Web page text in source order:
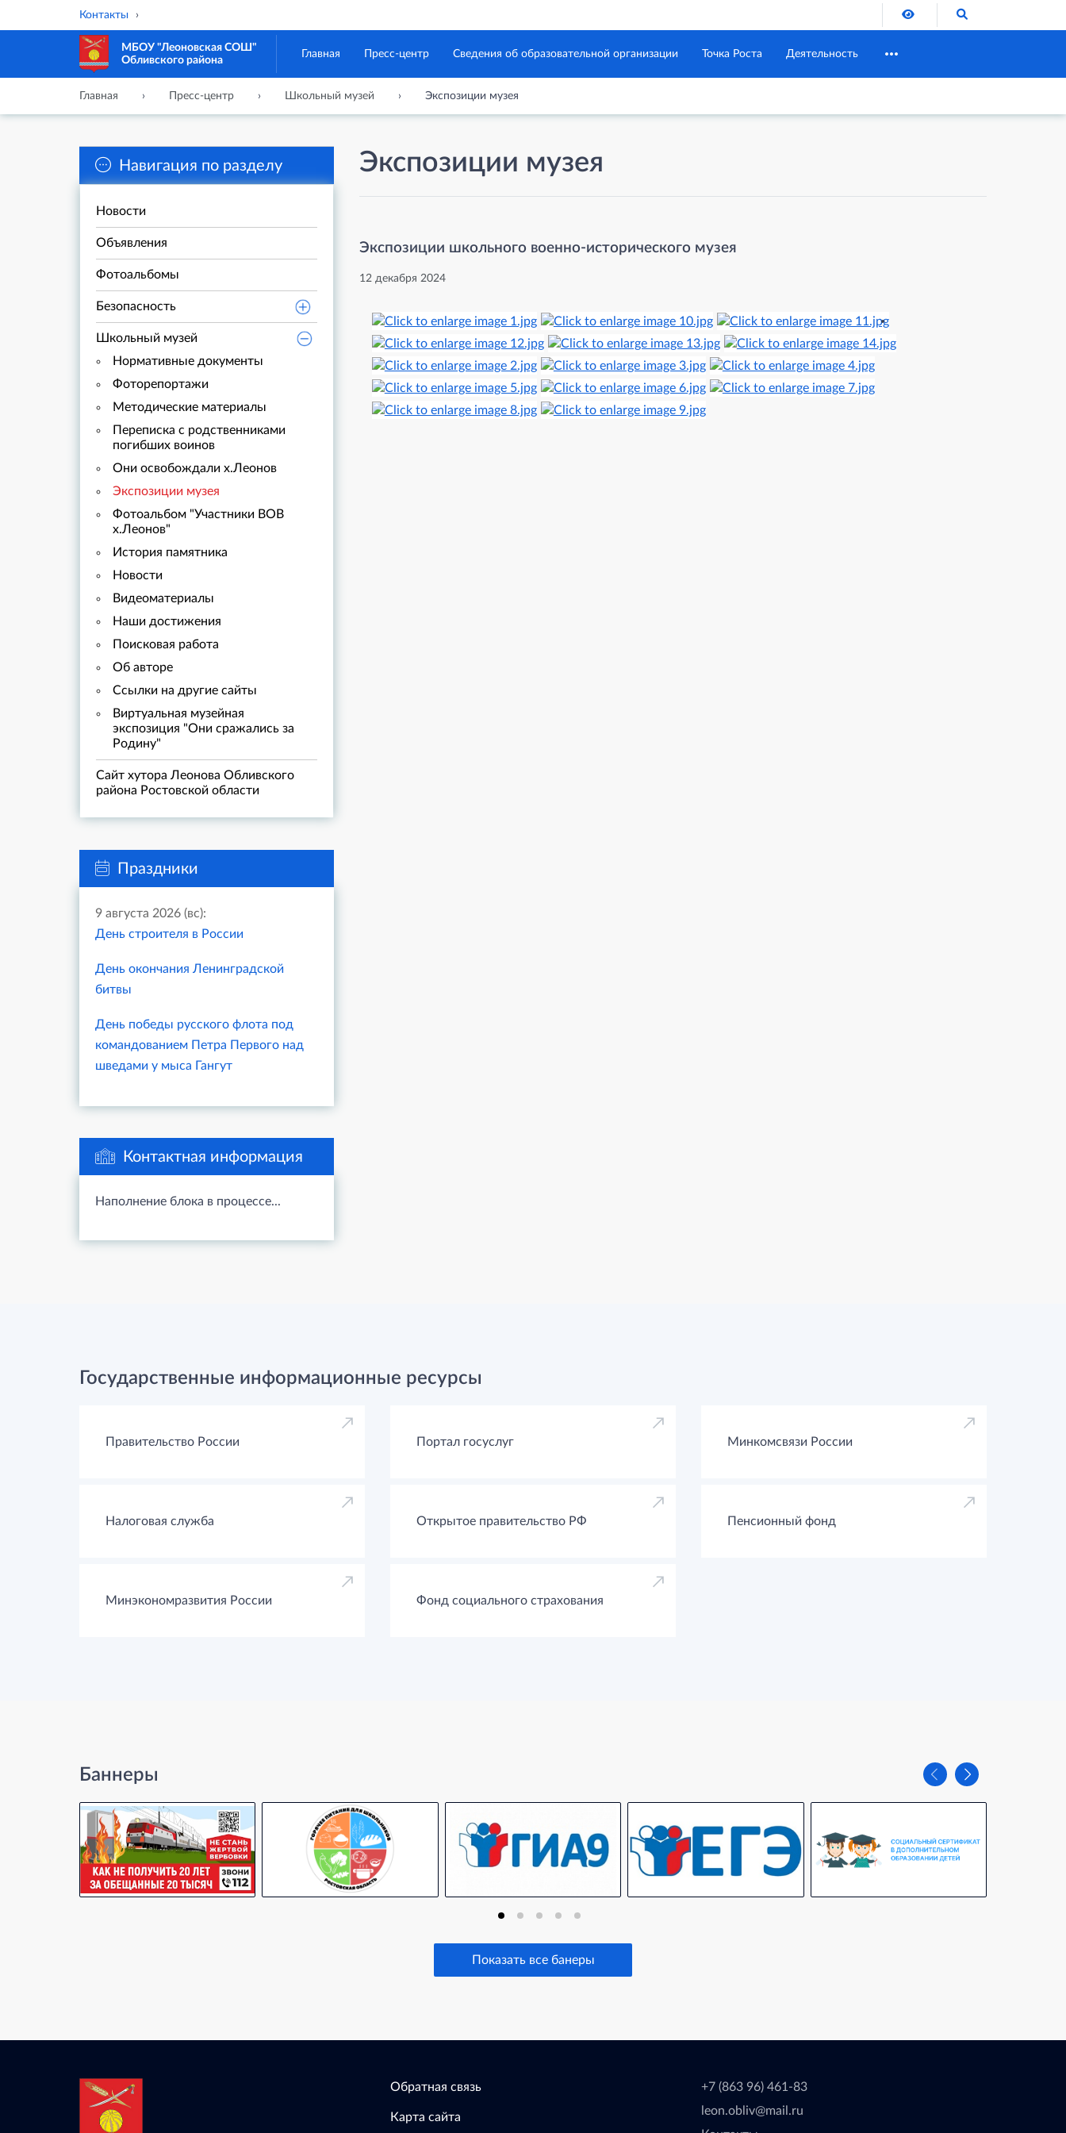
Контакты Версия для слабовидящих
МБОУ "Леоновская СОШ"
Обливского района
Главная Пресс-центр Сведения об образовательной организации Точка Роста Деятельность
Главная Пресс-центр Школьный музей Экспозиции музея
Навигация по разделу
Новости
Объявления
Фотоальбомы
Безопасность
Школьный музей
Нормативные документы
Фоторепортажи
Методические материалы
Переписка с родственниками
погибших воинов
Они освобождали х.Леонов
Экспозиции музея
Фотоальбом "Участники ВОВ
х.Леонов"
История памятника
Новости
Видеоматериалы
Наши достижения
Поисковая работа
Об авторе
Ссылки на другие сайты
Виртуальная музейная
экспозиция "Они сражались за
Родину"
Сайт хутора Леонова Обливского
района Ростовской области
Праздники
9 августа 2026 (вс):
День строителя в России
День окончания Ленинградской
битвы
День победы русского флота под
командованием Петра Первого над
шведами у мыса Гангут
Контактная информация
Наполнение блока в процессе...
Экспозиции музея
Экспозиции школьного военно-исторического музея
12 декабря 2024
Государственные информационные ресурсы
Правительство России Портал госуслуг Минкомсвязи России
Налоговая служба Открытое правительство РФ Пенсионный фонд
Минэкономразвития России Фонд социального страхования
Баннеры
Показать все банеры
Обратная связь
Карта сайта
+7 (863 96) 461-83
leon.obliv@mail.ru